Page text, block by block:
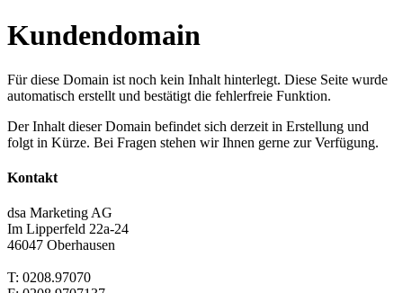
Kundendomain
Für diese Domain ist noch kein Inhalt hinterlegt. Diese Seite wurde
automatisch erstellt und bestätigt die fehlerfreie Funktion.
Der Inhalt dieser Domain befindet sich derzeit in Erstellung und
folgt in Kürze. Bei Fragen stehen wir Ihnen gerne zur Verfügung.
Kontakt
dsa Marketing AG
Im Lipperfeld 22a-24
46047 Oberhausen
T: 0208.97070